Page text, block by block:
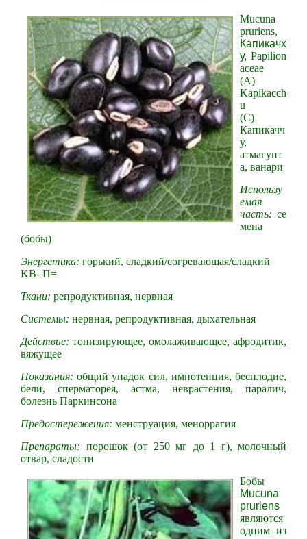
Мucunа
pruriens,
Капикачх
у, Papilion
aceae
(A)
Kapikacch
u
(С)
Капикачч
у,
атмагупт
а, ванари
Использу
емая
часть: се
мена
(бобы)
Энергетика: горький, сладкий/согревающая/сладкий
KB- П=
Ткани: репродуктивная, нервная
Системы: нервная, репродуктивная, дыхательная
Действие: тонизирующее, омолаживающее, афродитик,
вяжущее
Показания: общий упадок сил, импотенция, бесплодие,
бели, сперматорея, астма, неврастения, паралич,
болезнь Паркинсона
Предостережения: менструация, меноррагия
Препараты: порошок (от 250 мг до 1 г), молочный
отвар, сладости
Бобы
Мucunа
pruriens
являются
одним из